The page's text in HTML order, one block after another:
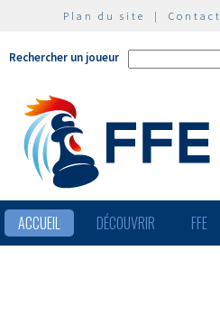
Plan du site | Contact
Rechercher un joueur
ACCUEIL DÉCOUVRIR FFE